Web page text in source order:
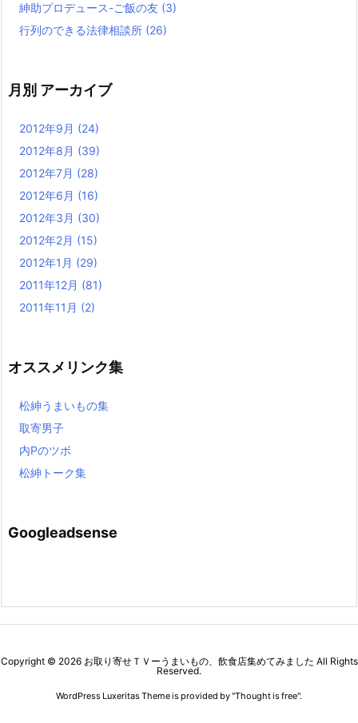
紳助プロデュース-ご飯の友 (3)
行列のできる法律相談所 (26)
月別 アーカイブ
2012年9月 (24)
2012年8月 (39)
2012年7月 (28)
2012年6月 (16)
2012年3月 (30)
2012年2月 (15)
2012年1月 (29)
2011年12月 (81)
2011年11月 (2)
オススメリンク集
松紳うまいもの集
取寄男子
内Pのツボ
松紳トーク集
Googleadsense
Copyright © 2026 お取り寄せＴＶーうまいもの、飲食店集めてみました All Rights
Reserved.
WordPress Luxeritas Theme is provided by "Thought is free".